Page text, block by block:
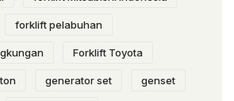
forklift pelabuhan
Forklift Toyota
generator set genset